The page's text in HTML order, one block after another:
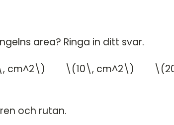
area? Ringa in ditt svar.
cm^2\) \(10\, cm^2\)
och rutan.
Geometri
4
5